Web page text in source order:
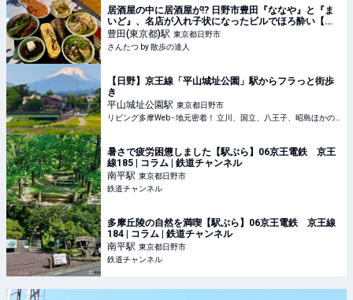
居酒屋の中に居酒屋が⁉ 日野市豊田『ななや』と『ま
いど』、名店が入れ子状になったビルでほろ酔い【た
まらんB面】｜さんたつ by 散歩の達人
豊田(東京都)駅 東京都日野市
さんたつ by 散歩の達人
【日野】京王線「平山城址公園」駅からフラっと街歩
き
平山城址公園駅 東京都日野市
暑さで疲労困憊しました【駅ぶら】06京王電鉄 京王
線185 | コラム | 鉄道チャンネル
南平駅 東京都日野市
鉄道チャンネル
多摩丘陵の自然を満喫【駅ぶら】06京王電鉄 京王線
184 | コラム | 鉄道チャンネル
南平駅 東京都日野市
鉄道チャンネル